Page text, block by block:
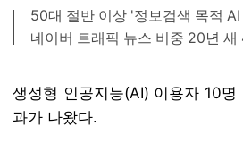
50대 절반 이상 '정보검색 목적
네이버 트래픽 뉴스 비중 20년
생성형 인공지능(AI) 이용자 10
과가 나왔다.